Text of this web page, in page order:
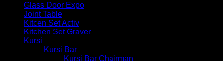
Glass Door Expo
Joint Table
Kitcen Set Activ
Kitchen Set Graver
Kursi
Kursi Bar
Kursi Bar Chairman